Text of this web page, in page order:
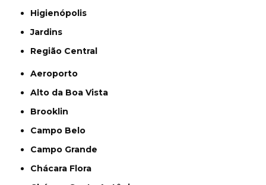
Higienópolis
Jardins
Região Central
Aeroporto
Alto da Boa Vista
Brooklin
Campo Belo
Campo Grande
Chácara Flora